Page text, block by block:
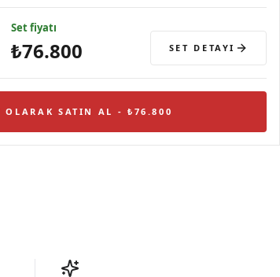
Set fiyatı
₺76.800 SET DETAYI
OLARAK SATIN AL - ₺76.800